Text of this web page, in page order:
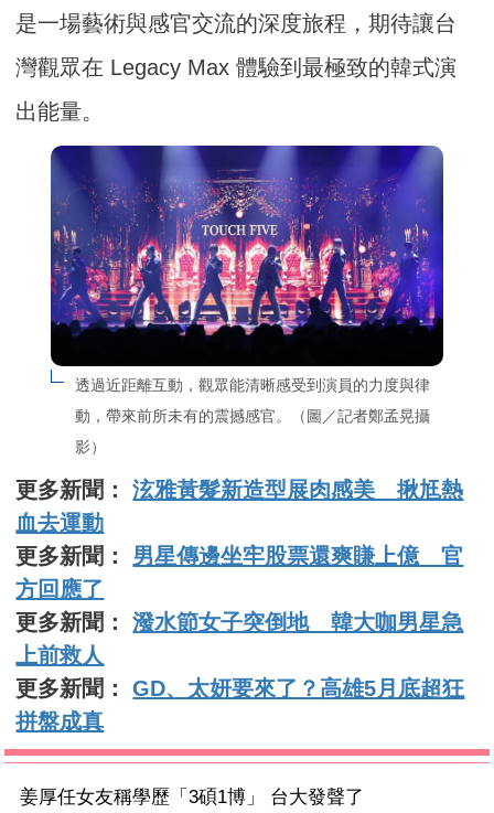
是一場藝術與感官交流的深度旅程，期待讓台
灣觀眾在 Legacy Max 體驗到最極致的韓式演
出能量。
透過近距離互動，觀眾能清晰感受到演員的力度與律
動，帶來前所未有的震撼感官。（圖／記者鄭孟晃攝
影）
更多新聞：泫雅黃髮新造型展肉感美 揪尪熱
血去運動
更多新聞： 男星傳邊坐牢股票還爽賺上億 官
方回應了
更多新聞：潑水節女子突倒地 韓大咖男星急
上前救人
更多新聞：GD、太妍要來了？高雄5月底超狂
拼盤成真
姜厚任女友稱學歷「3碩1博」 台大發聲了